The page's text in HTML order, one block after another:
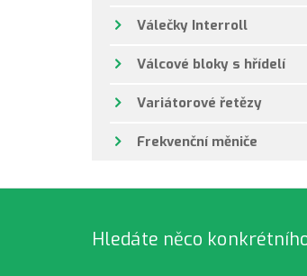
Válečky Interroll
Válcové bloky s hřídelí
Variátorové řetězy
Frekvenční měniče
Hledáte něco